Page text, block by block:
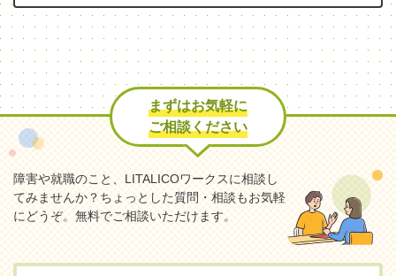
まずはお気軽に
ご相談ください
障害や就職のこと、LITALICOワークスに相談し
てみませんか？ちょっとした質問・相談もお気軽
にどうぞ。無料でご相談いただけます。